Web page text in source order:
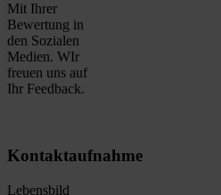
Mit Ihrer
Bewertung in
den Sozialen
Medien. WIr
freuen uns auf
Ihr Feedback.
Kontaktaufnahme
Lebensbild